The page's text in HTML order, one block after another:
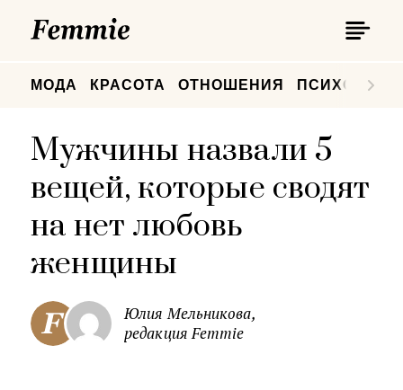
МОДА КРАСОТА ОТНОШЕНИЯ
Мужчины назвали 5
вещей, которые сводят
на нет любовь
женщины
Юлия Мельникова,
редакция Femmie